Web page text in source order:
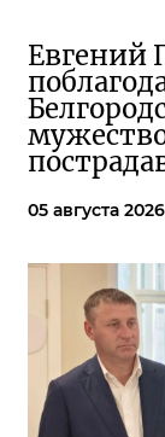
Евгений
05 августа